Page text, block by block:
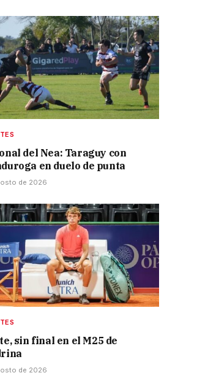
del Nea: Taraguy con
en duelo de punta
de 2026
sin final en el M25 de
de 2026